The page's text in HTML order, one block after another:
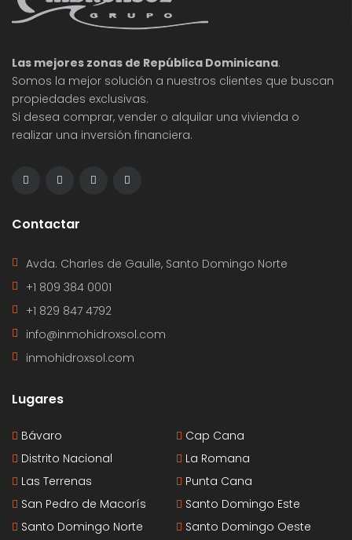
Las mejores zonas de República Dominicana.
Somos la mejor solución a nuestros clientes que buscan
propiedades exclusivas.
Si desea comprar, vender o alquilar una vivienda o
realizar una inversión financiera.
Contactar
Avda. Charles de Gaulle, Santo Domingo Norte
+1 809 384 0001
+1 829 847 4792
info@inmohidroxsol.com
inmohidroxsol.com
Lugares
Bávaro
Cap Cana
Distrito Nacional
La Romana
Las Terrenas
Punta Cana
San Pedro de Macorís
Santo Domingo Este
Santo Domingo Norte
Santo Domingo Oeste